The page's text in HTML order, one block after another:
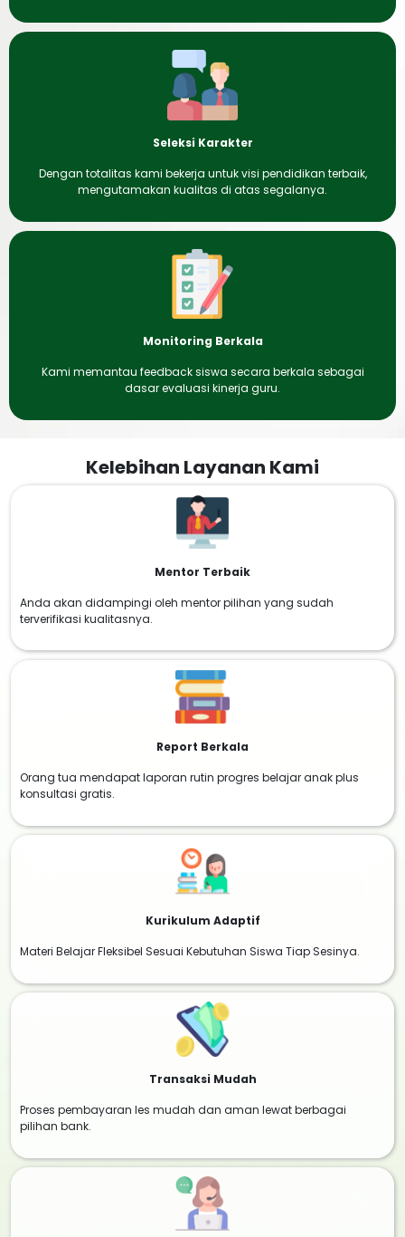
Seleksi Karakter
Dengan totalitas kami bekerja untuk visi pendidikan terbaik,
mengutamakan kualitas di atas segalanya.
Monitoring Berkala
Kami memantau feedback siswa secara berkala sebagai
dasar evaluasi kinerja guru.
Kelebihan Layanan Kami
Mentor Terbaik
Anda akan didampingi oleh mentor pilihan yang sudah
terverifikasi kualitasnya.
Report Berkala
Orang tua mendapat laporan rutin progres belajar anak plus
konsultasi gratis.
Kurikulum Adaptif
Materi Belajar Fleksibel Sesuai Kebutuhan Siswa Tiap Sesinya.
Transaksi Mudah
Proses pembayaran les mudah dan aman lewat berbagai
pilihan bank.